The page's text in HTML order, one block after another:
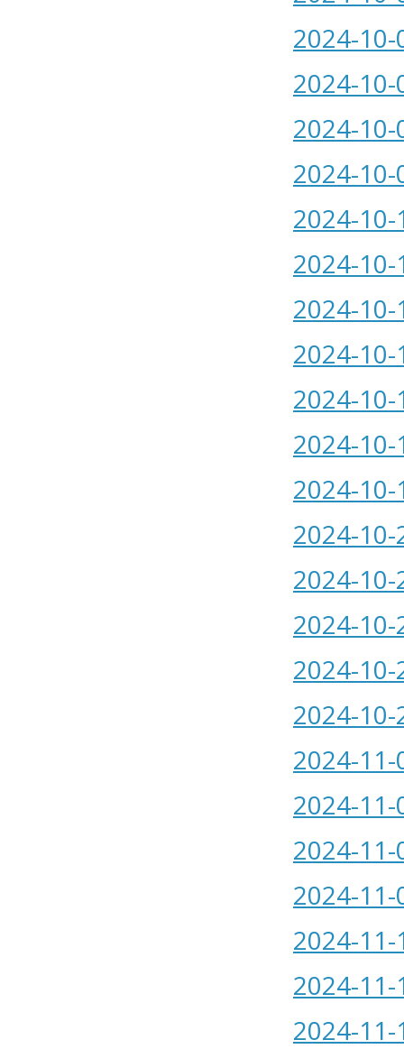
2024-
2024-
2024-
2024-
2024-
2024-
2024-
2024-
2024-
2024-
2024-
2024-
2024-
2024-
2024-
2024-
2024-
2024-
2024-
2024-
2024-
2024-
2024-